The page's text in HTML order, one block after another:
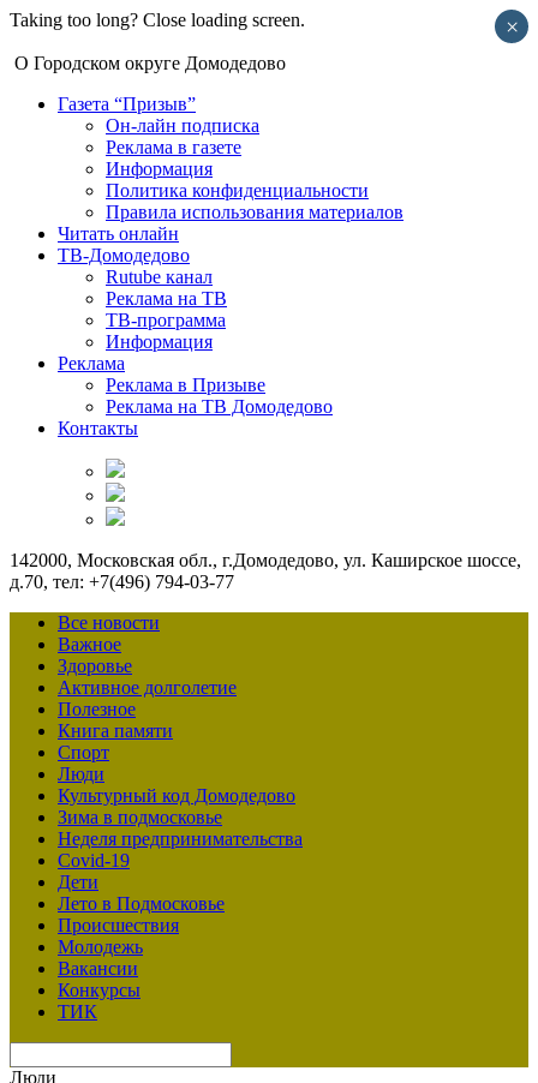
Taking too long? Close loading screen.
О Городском округе Домодедово
Газета “Призыв”
Он-лайн подписка
Реклама в газете
Информация
Политика конфиденциальности
Правила использования материалов
Читать онлайн
ТВ-Домодедово
Rutube канал
Реклама на ТВ
ТВ-программа
Информация
Реклама
Реклама в Призыве
Реклама на ТВ Домодедово
Контакты
142000, Московская обл., г.Домодедово, ул. Каширское шоссе,
д.70, тел: +7(496) 794-03-77
Все новости
Важное
Здоровье
Активное долголетие
Полезное
Книга памяти
Спорт
Люди
Культурный код Домодедово
Зима в подмосковье
Неделя предпринимательства
Covid-19
Дети
Лето в Подмосковье
Происшествия
Молодежь
Вакансии
Конкурсы
ТИК
Люди
×